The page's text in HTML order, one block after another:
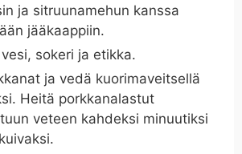
ja sitruunamehun kanssa
jääkaappiin.
sokeri ja etikka.
ja vedä kuorimaveitsellä
Heitä porkkanalastut
veteen kahdeksi minuutiksi